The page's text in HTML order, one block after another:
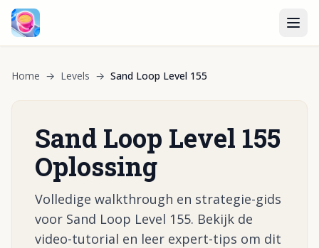
Home → Levels → Sand Loop Level 155
Sand Loop Level 155
Oplossing
Volledige walkthrough en strategie-gids
voor Sand Loop Level 155. Bekijk de
video-tutorial en leer expert-tips om dit